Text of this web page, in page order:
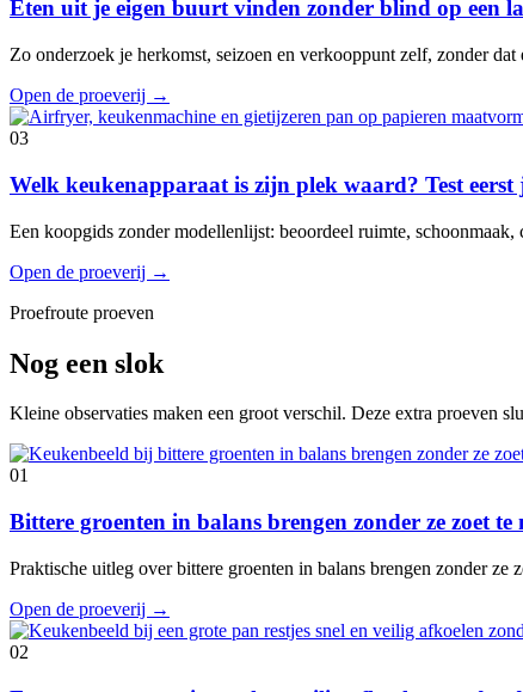
Eten uit je eigen buurt vinden zonder blind op een
Zo onderzoek je herkomst, seizoen en verkooppunt zelf, zonder
Open de proeverij →
03
Welk keukenapparaat is zijn plek waard? Test eerst
Een koopgids zonder modellenlijst: beoordeel ruimte,
Open de proeverij →
Proefroute proeven
Nog een slok
Kleine observaties maken een groot verschil. Deze extra proeven
01
Bittere groenten in balans brengen zonder ze zoet te
Praktische uitleg over bittere groenten in balans brengen zonder ze
Open de proeverij →
02